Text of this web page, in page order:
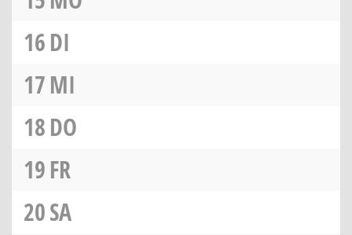
16DI
17MI
18DO
19FR
20SA